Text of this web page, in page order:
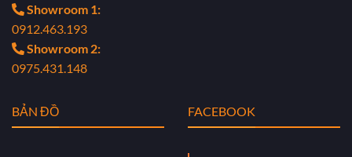
Showroom 1:
0912.463.193
Showroom 2:
0975.431.148
BẢN ĐỒ FACEBOOK